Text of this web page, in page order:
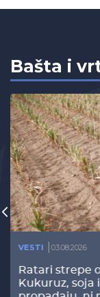
Bašta i
VESTI 03.08.2026
Ratari strepe
Kukuruz, soja